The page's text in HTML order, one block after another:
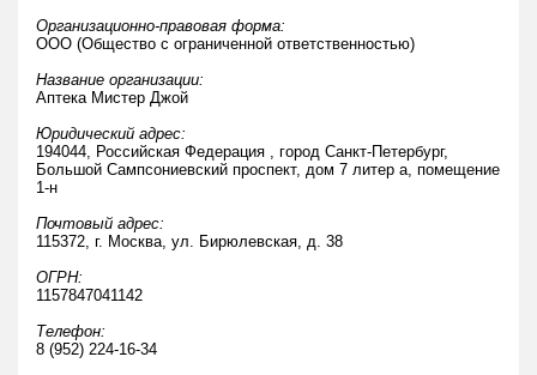
Организационно-правовая форма:
ООО (Общество с ограниченной ответственностью)
Название организации:
Аптека Мистер Джой
Юридический адрес:
194044, Российская Федерация , город Санкт-Петербург,
Большой Сампсониевский проспект, дом 7 литер а, помещение
1-н
Почтовый адрес:
115372, г. Москва, ул. Бирюлевская, д. 38
ОГРН:
1157847041142
Телефон:
8 (952) 224-16-34